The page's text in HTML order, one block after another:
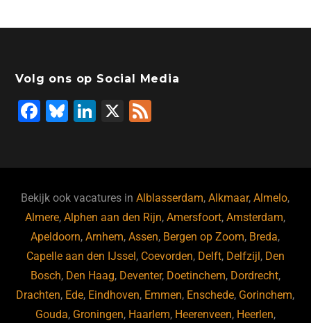
Volg ons op Social Media
F
b
o
o
k
Bl
ky
Li
dI
n
X
Bekijk ook vacatures inAlblasserdam,Alkmaar,Almelo,
Almere,Alphen aan den Rijn,Amersfoort,Amsterdam,
Apeldoorn,Arnhem,Assen, Bergen op Zoom, Breda,
Capelle aan den IJssel , Coevorden, Delft, Delfzijl , Den
Bosch, Den Haag, Deventer, Doetinchem, Dordrecht,
Drachten, Ede, Eindhoven, Emmen, Enschede, Gorinchem,
Gouda, Groningen, Haarlem, Heerenveen, Heerlen,